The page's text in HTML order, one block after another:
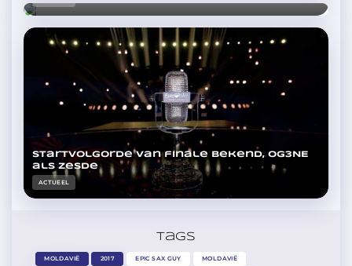
Startvolgorde van finale bekend, OG3NE
als zesde
ACTUEEL
Tags
MOLDAVIË 2017 EPIC SAX GUY MOLDAVIË